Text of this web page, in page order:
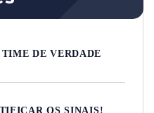
DE VERDADE
OS SINAIS!